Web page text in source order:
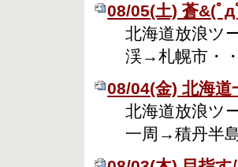
08/05(土) 蒼&(ﾟд
北海道放浪ツ
渓→札幌市・
08/04(金) 北海道
北海道放浪ツ
一周→積丹半